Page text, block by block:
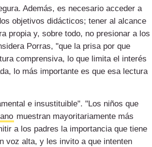
Además, es necesario acceder a
objetivos didácticos; tener al alcance
propia y, sobre todo, no presionar a los
Porras, "que la prisa por que
comprensiva, lo que limita el interés
lo más importante es que esa lectura
e insustituible". "Los niños que
muestran mayoritariamente más
a los padres la importancia que tiene
voz alta, y les invito a que intenten